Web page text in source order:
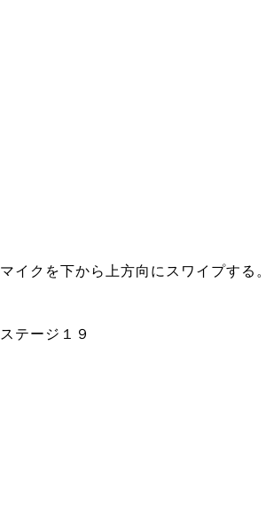
マイクを下から上方向にスワイプする。
ステージ１９